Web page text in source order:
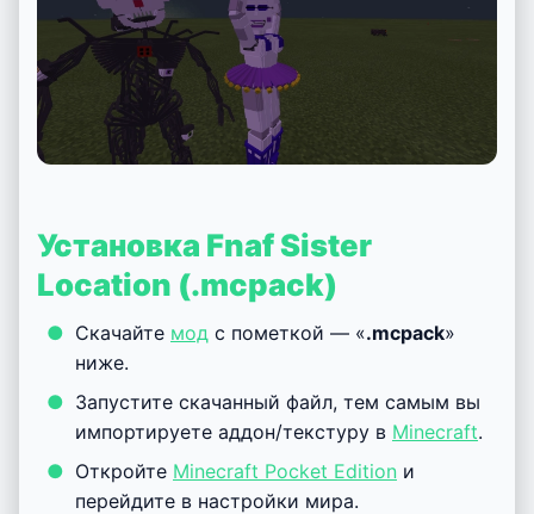
Установка Fnaf Sister
Location (.mcpack)
Скачайте мод с пометкой — «.mcpack»
ниже.
Запустите скачанный файл, тем самым вы
импортируете аддон/текстуру в Minecraft.
Откройте Minecraft Pocket Edition и
перейдите в настройки мира.